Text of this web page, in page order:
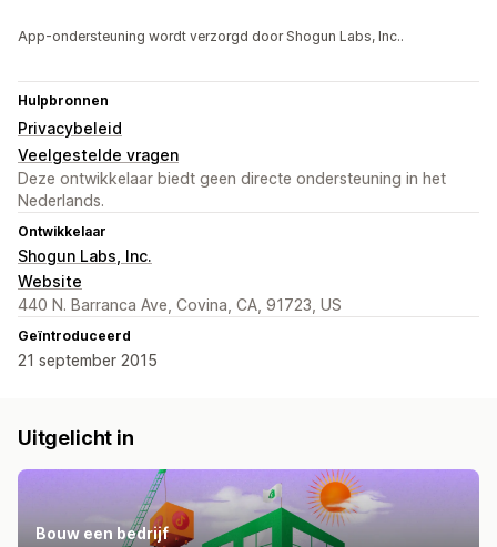
App-ondersteuning wordt verzorgd door Shogun Labs, Inc..
Hulpbronnen
Privacybeleid
Veelgestelde vragen
Deze ontwikkelaar biedt geen directe ondersteuning in het
Nederlands.
Ontwikkelaar
Shogun Labs, Inc.
Website
440 N. Barranca Ave, Covina, CA, 91723, US
Geïntroduceerd
21 september 2015
Uitgelicht in
Bouw een bedrijf